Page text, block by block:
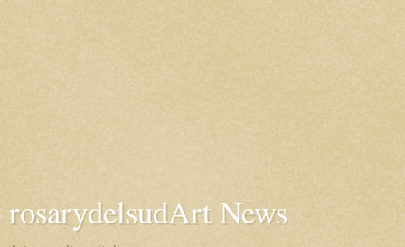
rosarydelsudArt News